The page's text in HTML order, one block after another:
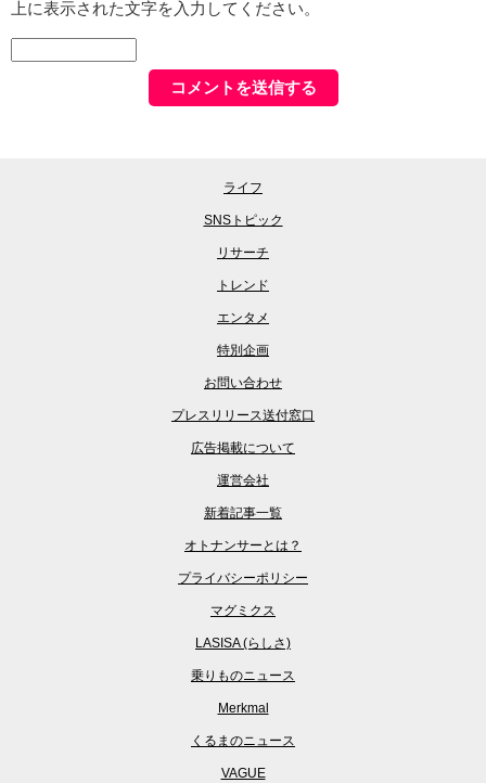
上に表示された文字を入力してください。
ライフ
SNSトピック
リサーチ
トレンド
エンタメ
特別企画
お問い合わせ
プレスリリース送付窓口
広告掲載について
運営会社
新着記事一覧
オトナンサーとは？
プライバシーポリシー
マグミクス
LASISA (らしさ)
乗りものニュース
Merkmal
くるまのニュース
VAGUE